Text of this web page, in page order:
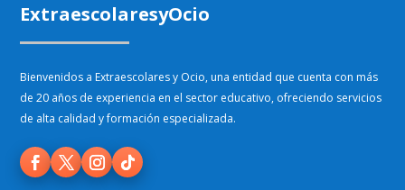
ExtraescolaresyOcio
Bienvenidos a Extraescolares y Ocio, una entidad que cuenta con más
de 20 años de experiencia en el sector educativo, ofreciendo servicios
de alta calidad y formación especializada.